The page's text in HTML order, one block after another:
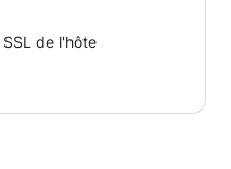
de l'hôte